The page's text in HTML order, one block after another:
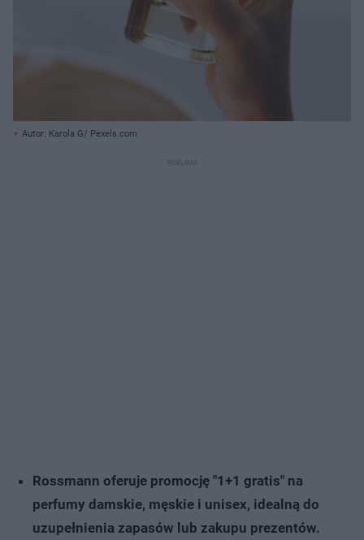
Autor: Karola G/ Pexels.com
Rossmann oferuje promocję "1+1 gratis" na
perfumy damskie, męskie i unisex, idealną do
uzupełnienia zapasów lub zakupu prezentów.